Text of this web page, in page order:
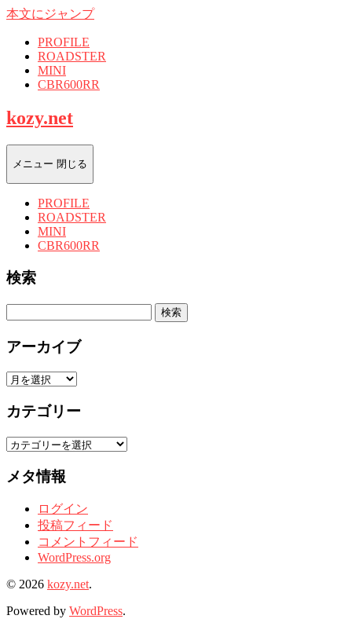
本文にジャンプ
PROFILE
ROADSTER
MINI
CBR600RR
kozy.net
メニュー 閉じる
PROFILE
ROADSTER
MINI
CBR600RR
検索
アーカイブ
ア
カ
ブ
カテゴリー
カ
ゴ
メタ情報
ログイン
投稿フィード
コメントフィード
WordPress.org
© 2026 kozy.net.
Powered by WordPress.